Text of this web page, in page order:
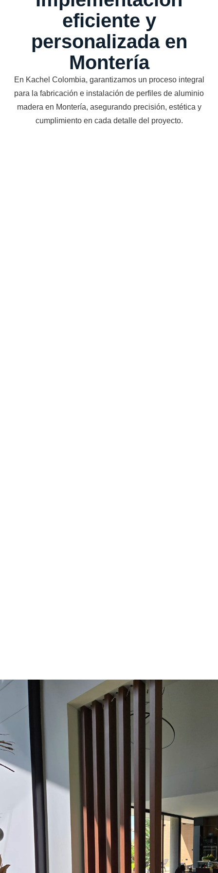
eficiente y
personalizada en
Montería
En Kachel Colombia, garantizamos un proceso integral
para la fabricación e instalación de perfiles de aluminio
madera en Montería, asegurando precisión, estética y
cumplimiento en cada detalle del proyecto.